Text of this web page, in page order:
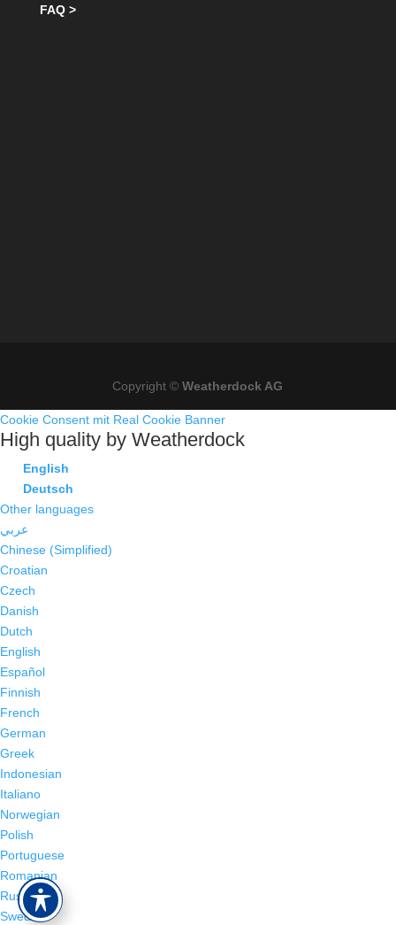
FAQ >
Copyright ©Weatherdock AG
Cookie Consent mit Real Cookie Banner
High quality by Weatherdock
English
Deutsch
Other languages
عربي
Chinese (Simplified)
Croatian
Czech
Danish
Dutch
English
Español
Finnish
French
German
Greek
Indonesian
Italiano
Norwegian
Polish
Portuguese
Romanian
Russian
Swedish